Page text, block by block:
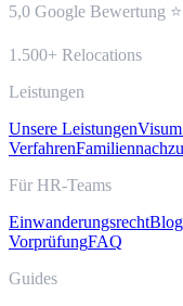
5,0 Google Bewertung ⭐
1.500+ Relocations
Leistungen
Unsere Leistungen
Verfahren
Für HR-Teams
EinwanderungsrechtBlog
VorprüfungFAQ
Guides